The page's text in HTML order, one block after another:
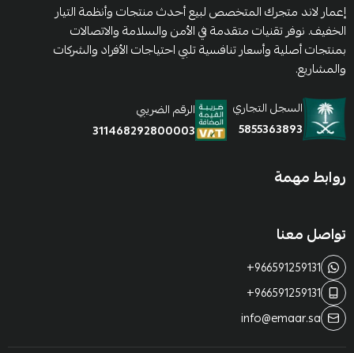
إعمار لاند متجرك المتخصص لبيع أحدث منتجات وأنظمة التيار
الخفيف. نوفر تقنيات متقدمة في الأمن والسلامة والاتصالات
بمنتجات أصلية وأسعار تنافسية تلبي احتياجات الأفراد والشركات
والمشاريع.
السجل التجاري
5855363893
الرقم الضريبي
311468292800003
روابط مهمة
تواصل معنا
+966591259131
+966591259131
info@emaar.sa